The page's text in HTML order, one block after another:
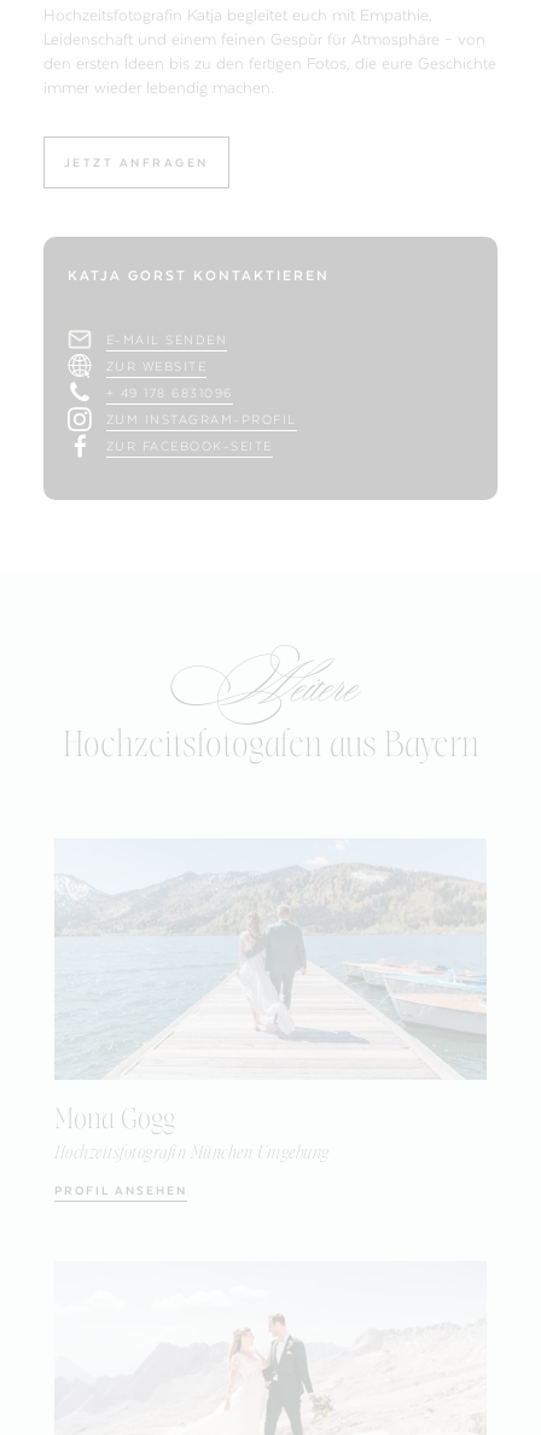
Hochzeitsfotografin Katja begleitet euch mit Empathie,
Leidenschaft und einem feinen Gespür für Atmosphäre – von
den ersten Ideen bis zu den fertigen Fotos, die eure Geschichte
immer wieder lebendig machen.
JETZT ANFRAGEN
KATJA GORST KONTAKTIEREN
E-MAIL SENDEN
ZUR WEBSITE
+ 49 178 6831096
ZUM INSTAGRAM-PROFIL
ZUR FACEBOOK-SEITE
Weitere
Hochzeitsfotogafen aus Bayern
Mona Gogg
Hochzeitsfotografin München Umgebung
PROFIL ANSEHEN